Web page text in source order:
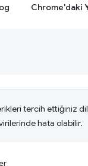
Chrome'daki
tercih ettiğiniz
hata olabilir.